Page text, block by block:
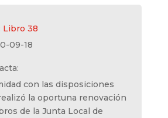
Libro 38
09-18
con las disposiciones
la oportuna renovación
de la Junta Local de